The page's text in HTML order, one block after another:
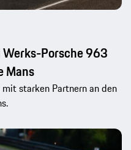
Porsche 963
Mans
starken Partnern an den